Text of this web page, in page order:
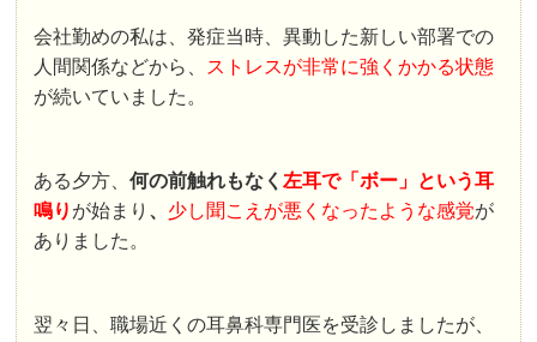
会社勤めの私は、発症当時、異動した新しい部署での
人間関係などから、 ストレスが非常に強くかかる状態
が続いていました。
ある夕方、何の前触れもなく左耳で「ボー」という耳
鳴り が始まり 、 少し聞こえが悪くなったような感覚が
ありました。
翌々日、職場近くの耳鼻科専門医を受診しましたが、